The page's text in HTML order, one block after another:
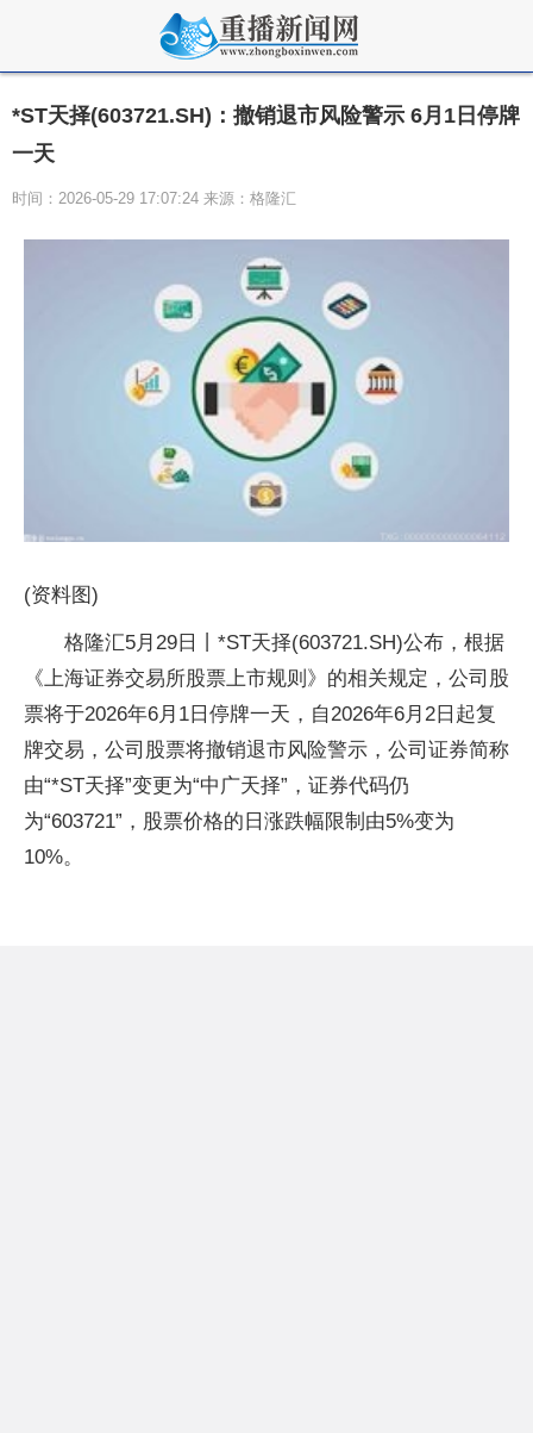
*ST天择(603721.SH)：撤销退市风险警示 6月1日停牌
一天
时间：2026-05-29 17:07:24 来源：格隆汇
(资料图)
格隆汇5月29日丨*ST天择(603721.SH)公布，根据
《上海证券交易所股票上市规则》的相关规定，公司股
票将于2026年6月1日停牌一天，自2026年6月2日起复
牌交易，公司股票将撤销退市风险警示，公司证券简称
由“*ST天择”变更为“中广天择”，证券代码仍
为“603721”，股票价格的日涨跌幅限制由5%变为
10%。